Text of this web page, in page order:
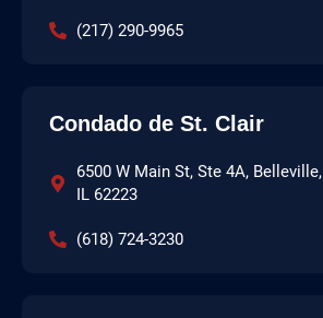
(217) 290-9965
Condado de St. Clair
6500 W Main St, Ste 4A, Belleville,
IL 62223
(618) 724-3230